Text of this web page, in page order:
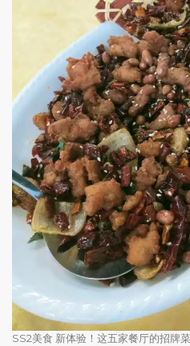
SS2美食 新体验！这五家餐厅的招牌